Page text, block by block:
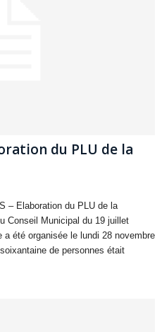
du PLU de la
– Elaboration du PLU de la
Conseil Municipal du 19 juillet
a été organisée le lundi 28 novembre
de personnes était